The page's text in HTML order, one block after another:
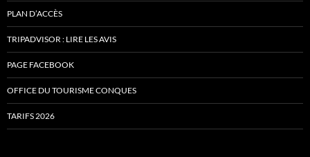
PLAN D’ACCÈS
TRIPADVISOR : LIRE LES AVIS
PAGE FACEBOOK
OFFICE DU TOURISME CONQUES
TARIFS 2026